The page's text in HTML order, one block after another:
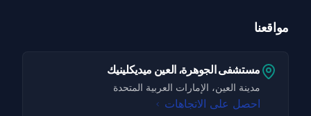
مواقعنا
مستشفى الجوهرة، العين ميديكلينيك
مدينة العين، الإمارات العربية المتحدة
احصل على الاتجاهات